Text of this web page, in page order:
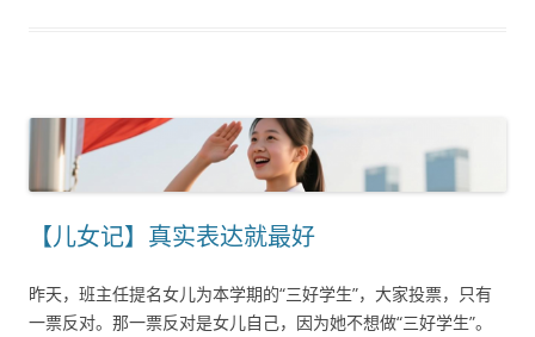
【儿女记】真实表达就最好
昨天，班主任提名女儿为本学期的“三好学生”，大家投票，只有
一票反对。那一票反对是女儿自己，因为她不想做“三好学生”。